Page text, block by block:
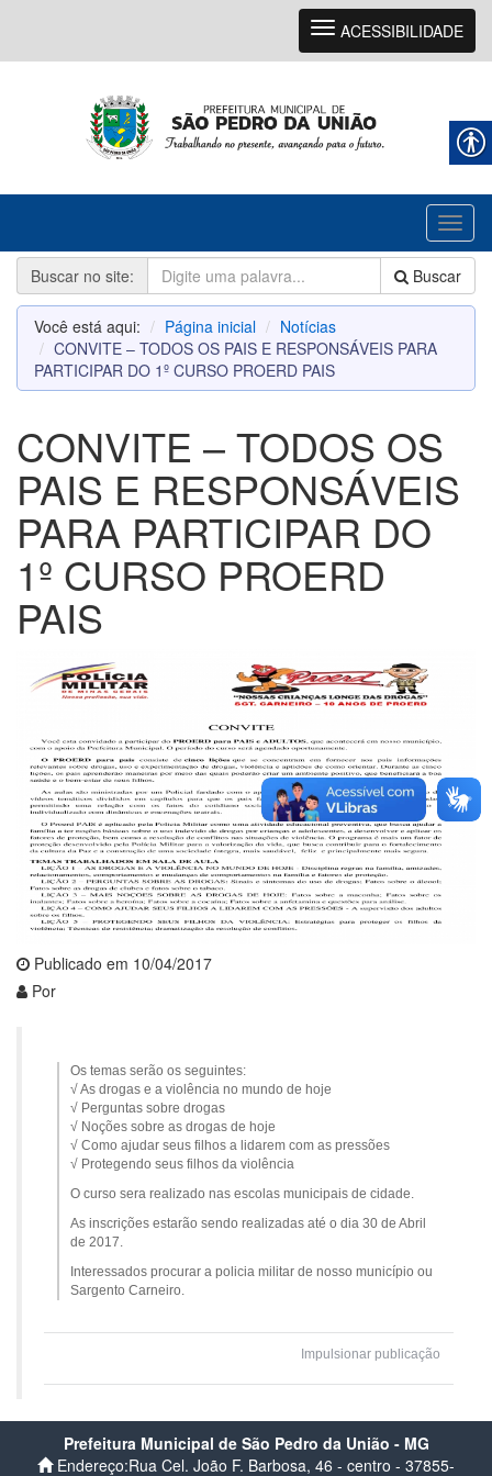
Navegação
ACESSIBILIDADE
Buscar no site:
Buscar
Você está aqui: Página inicial
Notícias
CONVITE – TODOS OS PAIS E RESPONSÁVEIS PARA
PARTICIPAR DO 1º CURSO PROERD PAIS
CONVITE – TODOS OS
PAIS E RESPONSÁVEIS
PARA PARTICIPAR DO
1º CURSO PROERD
PAIS
Publicado em 10/04/2017
Por
Os temas serão os seguintes:
√ As drogas e a violência no mundo de hoje
√ Perguntas sobre drogas
√ Noções sobre as drogas de hoje
√ Como ajudar seus filhos a lidarem com as pressões
√ Protegendo seus filhos da violência
O curso sera realizado nas escolas municipais de cidade.
As inscrições estarão sendo realizadas até o dia 30 de Abril
de 2017.
Interessados procurar a policia militar de nosso município ou
Sargento Carneiro.
Impulsionar publicação
Prefeitura Municipal de São Pedro da União - MG
Endereço:Rua Cel. João F. Barbosa, 46 - centro - 37855-